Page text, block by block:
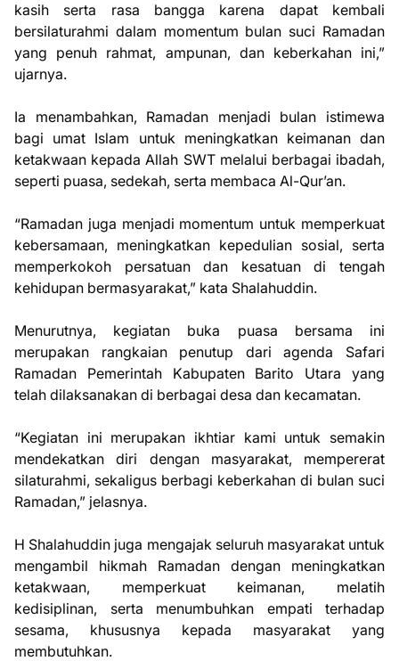
kasih serta rasa bangga karena dapat kembali
bersilaturahmi dalam momentum bulan suci Ramadan
yang penuh rahmat, ampunan, dan keberkahan ini,”
ujarnya.
Ia menambahkan, Ramadan menjadi bulan istimewa
bagi umat Islam untuk meningkatkan keimanan dan
ketakwaan kepada Allah SWT melalui berbagai ibadah,
seperti puasa, sedekah, serta membaca Al-Qur’an.
“Ramadan juga menjadi momentum untuk memperkuat
kebersamaan, meningkatkan kepedulian sosial, serta
memperkokoh persatuan dan kesatuan di tengah
kehidupan bermasyarakat,” kata Shalahuddin.
Menurutnya, kegiatan buka puasa bersama ini
merupakan rangkaian penutup dari agenda Safari
Ramadan Pemerintah Kabupaten Barito Utara yang
telah dilaksanakan di berbagai desa dan kecamatan.
“Kegiatan ini merupakan ikhtiar kami untuk semakin
mendekatkan diri dengan masyarakat, mempererat
silaturahmi, sekaligus berbagi keberkahan di bulan suci
Ramadan,” jelasnya.
H Shalahuddin juga mengajak seluruh masyarakat untuk
mengambil hikmah Ramadan dengan meningkatkan
ketakwaan, memperkuat keimanan, melatih
kedisiplinan, serta menumbuhkan empati terhadap
sesama, khususnya kepada masyarakat yang
membutuhkan.